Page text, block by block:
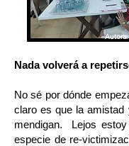
Autora:
Nada volverá a
No sé por dónde
claro es que la amistad
mendigan. Lejos
especie de re-